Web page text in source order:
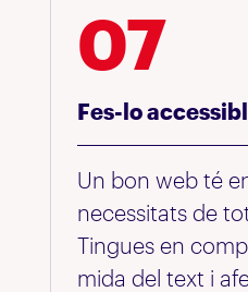
07
Fes-lo
Un bon web té
necessitats de
Tingues en
mida del text i